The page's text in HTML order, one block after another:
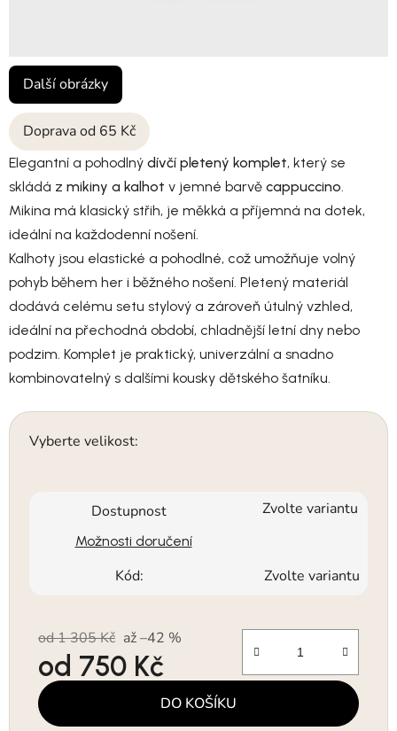
Doprava od 65 Kč
Elegantní a pohodlný dívčí pletený komplet, který se
skládá z mikiny a kalhot v jemné barvě cappuccino
Mikina má klasický střih, je měkká a příjemná na dotek,
ideální na každodenní nošení.
Kalhoty jsou elastické a pohodlné, což umožňuje volný
pohyb během her i běžného nošení. Pletený materiál
dodává celému setu stylový a zároveň útulný vzhled,
ideální na přechodná období, chladnější letní dny nebo
podzim. Komplet je praktický, univerzální a snadno
kombinovatelný s dalšími kousky dětského šatníku.
Vyberte velikost:
Dostupnost Zvolte variantu
Možnosti doručení
Kód: Zvolte variantu
od 1 305 Kč až –42 %
od 750 Kč
Měrná cena: DO KOŠÍKU
Další obrázky